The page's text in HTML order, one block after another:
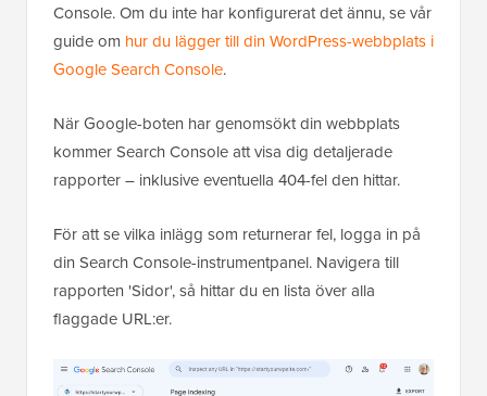
Console. Om du inte har konfigurerat det ännu, se vår
guide om hur du lägger till din WordPress-webbplats i
Google Search Console.
När Google-boten har genomsökt din webbplats
kommer Search Console att visa dig detaljerade
rapporter – inklusive eventuella 404-fel den hittar.
För att se vilka inlägg som returnerar fel, logga in på
din Search Console-instrumentpanel. Navigera till
rapporten 'Sidor', så hittar du en lista över alla
flaggade URL:er.